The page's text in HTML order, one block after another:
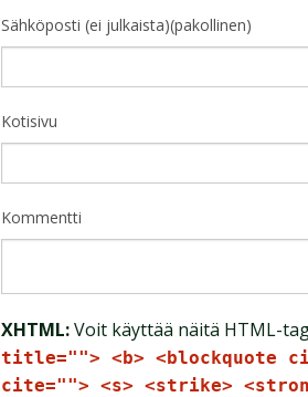
Sähköposti (ei julkaista)(pakollinen)
Kotisivu
Kommentti
XHTML:Voit käyttää näitä HTML-
title=""> <b> <blockquote
cite=""> <s> <strike>